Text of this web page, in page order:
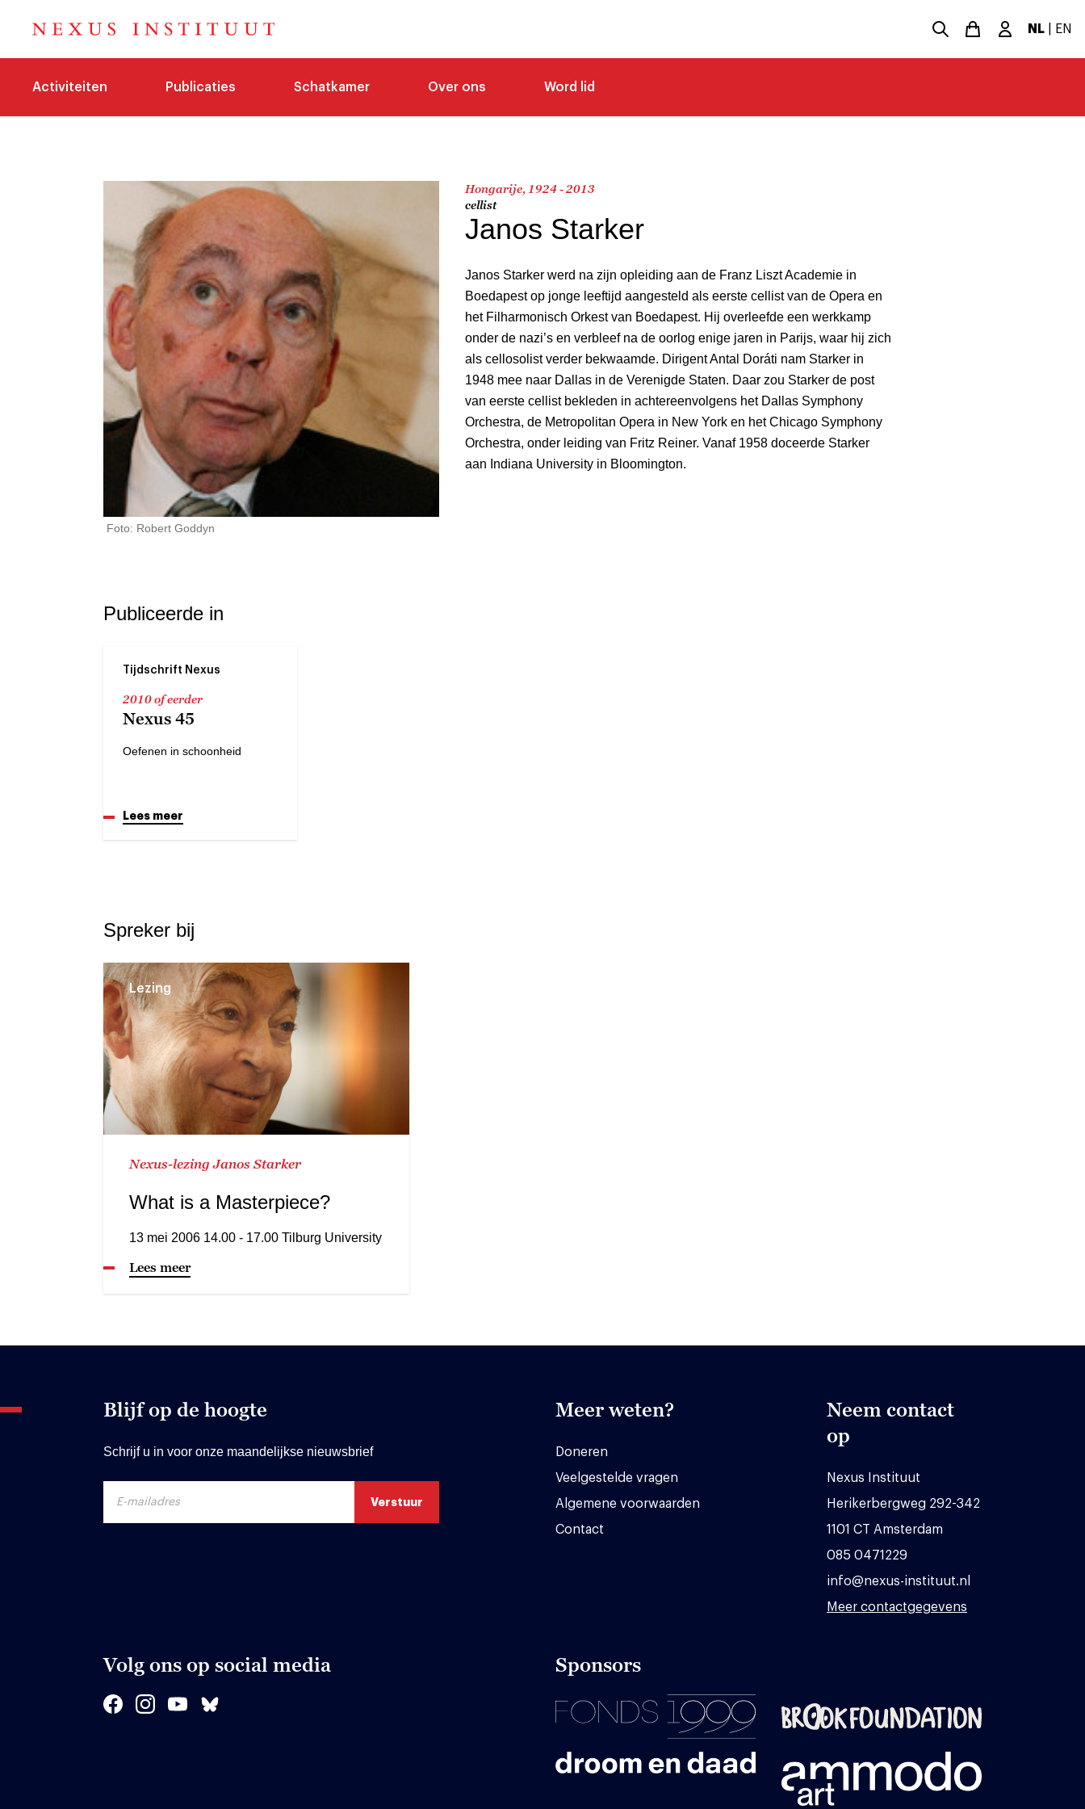
NL EN
Activiteiten Publicaties Schatkamer Over ons Word lid
Foto: Robert Goddyn
Hongarije, 1924 - 2013
cellist
Janos Starker
Janos Starker werd na zijn opleiding aan de Franz Liszt Academie in
Boedapest op jonge leeftijd aangesteld als eerste cellist van de Opera en
het Filharmonisch Orkest van Boedapest. Hij overleefde een werkkamp
onder de nazi’s en verbleef na de oorlog enige jaren in Parijs, waar hij zich
als cellosolist verder bekwaamde. Dirigent Antal Doráti nam Starker in
1948 mee naar Dallas in de Verenigde Staten. Daar zou Starker de post
van eerste cellist bekleden in achtereenvolgens het Dallas Symphony
Orchestra, de Metropolitan Opera in New York en het Chicago Symphony
Orchestra, onder leiding van Fritz Reiner. Vanaf 1958 doceerde Starker
aan Indiana University in Bloomington.
Publiceerde in
Tijdschrift Nexus
2010 of eerder
Nexus 45
Oefenen in schoonheid
Lees meer
Spreker bij
Lezing
Nexus-lezing Janos Starker
What is a Masterpiece?
13 mei 2006 14.00 - 17.00 Tilburg University
Lees meer
Blijf op de hoogte
Schrijf u in voor onze maandelijkse nieuwsbrief
Meer weten?
Doneren
Veelgestelde vragen
Algemene voorwaarden
Contact
Neem contact
op
Nexus Instituut
Herikerbergweg 292-342
1101 CT Amsterdam
085 0471229
info@nexus-instituut.nl
Meer contactgegevens
Volg ons op social media Sponsors